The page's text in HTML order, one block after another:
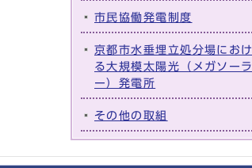
市民協働発電制度
京都市水垂埋立処分場におけ
る大規模太陽光（メガソーラ
ー）発電所
その他の取組